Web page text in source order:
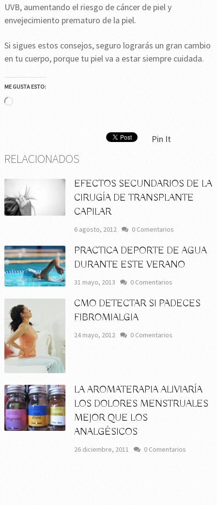
UVB, aumentando el riesgo de cáncer de piel y
envejecimiento prematuro de la piel.
Si sigues estos consejos, seguro lograrás un gran cambio
en tu cuerpo, porque tu piel va a estar siempre cuidada.
ME GUSTA ESTO:
Cargando...
Pin It
RELACIONADOS
EFECTOS SECUNDARIOS DE LA
CIRUGÍA DE TRANSPLANTE
CAPILAR
6 agosto, 2012 0 Comentarios
PRACTICA DEPORTE DE AGUA
DURANTE ESTE VERANO
31 mayo, 2013 0 Comentarios
CMO DETECTAR SI PADECES
FIBROMIALGIA
24 mayo, 2012 0 Comentarios
LA AROMATERAPIA ALIVIARÍA
LOS DOLORES MENSTRUALES
MEJOR QUE LOS
ANALGÉSICOS
26 diciembre, 2011 0 Comentarios